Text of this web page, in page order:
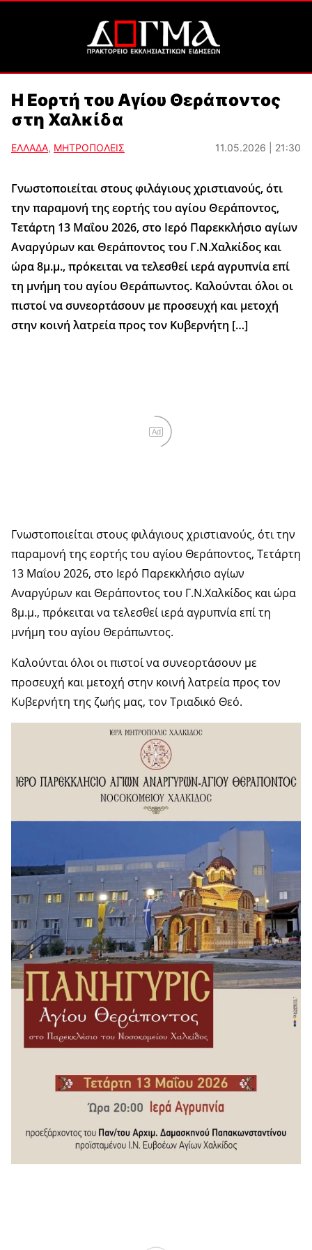
Η Εορτή του Αγίου Θεράποντος
στη Χαλκίδα
ΕΛΛΑΔΑ, ΜΗΤΡΟΠΟΛΕΙΣ 11.05.2026 | 21:30
Γνωστοποιείται στους φιλάγιους χριστιανούς, ότι
την παραμονή της εορτής του αγίου Θεράποντος,
Τετάρτη 13 Μαΐου 2026, στο Ιερό Παρεκκλήσιο αγίων
Αναργύρων και Θεράποντος του Γ.Ν.Χαλκίδος και
ώρα 8μ.μ., πρόκειται να τελεσθεί ιερά αγρυπνία επί
τη μνήμη του αγίου Θεράπωντος. Καλούνται όλοι οι
πιστοί να συνεορτάσουν με προσευχή και μετοχή
στην κοινή λατρεία προς τον Κυβερνήτη […]
Ad
Γνωστοποιείται στους φιλάγιους χριστιανούς, ότι την
παραμονή της εορτής του αγίου Θεράποντος, Τετάρτη
13 Μαΐου 2026, στο Ιερό Παρεκκλήσιο αγίων
Αναργύρων και Θεράποντος του Γ.Ν.Χαλκίδος και ώρα
8μ.μ., πρόκειται να τελεσθεί ιερά αγρυπνία επί τη
μνήμη του αγίου Θεράπωντος.
Καλούνται όλοι οι πιστοί να συνεορτάσουν με
προσευχή και μετοχή στην κοινή λατρεία προς τον
Κυβερνήτη της ζωής μας, τον Τριαδικό Θεό.